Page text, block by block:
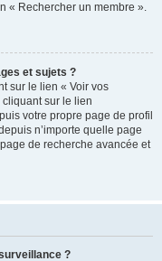
« Rechercher un membre ».
et sujets ?
sur le lien « Voir vos
sur le lien
votre propre page de profil
n’importe quelle page
de recherche avancée et
?